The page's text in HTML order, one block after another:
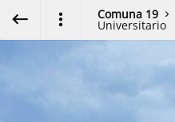
Comuna 19
Universitario
Exit VR
VR Setup